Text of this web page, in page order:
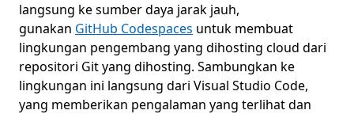
langsung ke sumber daya jarak jauh,
gunakan GitHub Codespaces untuk membuat
lingkungan pengembang yang dihosting cloud dari
repositori Git yang dihosting. Sambungkan ke
lingkungan ini langsung dari Visual Studio Code,
yang memberikan pengalaman yang terlihat dan